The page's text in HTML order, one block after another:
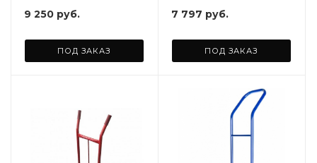
мм. (2шт)
9 250 руб.
ПОД ЗАКАЗ
7 797 руб.
ПОД ЗАКАЗ